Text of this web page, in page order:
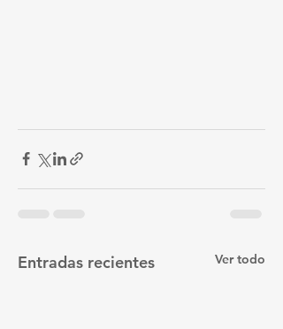
Entradas recientes Ver todo